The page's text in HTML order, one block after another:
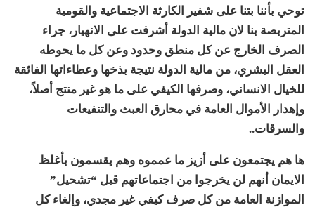
توحي بأننا بتنا على شفير الكارثة الاجتماعية والقومية
المتربصة بنا لان مالية الدولة أشرفت على الانهيار، جراء
الصرف الخارج عن كل منطق وحدود وعن كل ما يحوطه
العقل البشري، من مالية الدولة نتيجة بذخها وعطاءاتها الفائقة
للخيال الانساني، وصرفها الكيفي على ما هو غير منتج أصلاً،
وإهدار الأموال العامة في محارق العبث والتنفيعات
والسرقات..
ها هم يجتمعون على أزيز ما عمموه وهم يقسمون بأغلظ
الايمان أنهم لن يخرجوا من اجتماعاتهم قبل “تشحيل”
الموازنة العامة من كل صرف كيفي غير مجدي، وإلغاء كل